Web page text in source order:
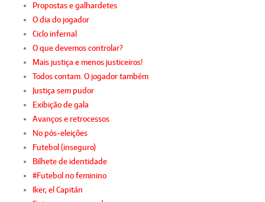
Propostas e galhardetes
O dia do jogador
Ciclo infernal
O que devemos controlar?
Mais justiça e menos justiceiros!
Todos contam. O jogador também
Justiça sem pudor
Exibição de gala
Avanços e retrocessos
No pós-eleições
Futebol (inseguro)
Bilhete de identidade
#Futebol no feminino
Iker, el Capitán